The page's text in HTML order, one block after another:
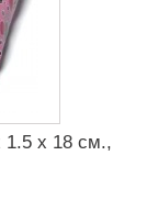
1.5 x 18 см.,